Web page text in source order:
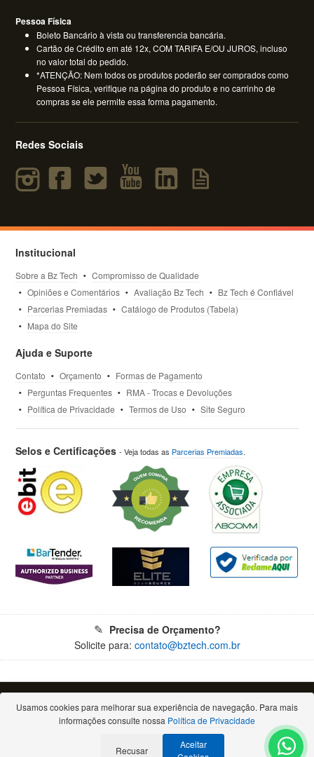
Pessoa Física
Boleto Bancário à vista ou transferencia bancária.
Cartão de Crédito em até 12x, COM TARIFA E/OU JUROS, incluso
no valor total do pedido.
*ATENÇÃO: Nem todos os produtos poderão ser comprados como
Pessoa Física, verifique na página do produto e no carrinho de
compras se ele permite essa forma pagamento.
Redes Sociais
Institucional
Sobre a Bz Tech
Compromisso de Qualidade
Opiniões e Comentários
Avaliação Bz Tech
Bz Tech é Confiável
Parcerias Premiadas
Catálogo de Produtos (Tabela)
Mapa do Site
Ajuda e Suporte
Contato Orçamento
Formas de Pagamento
Perguntas Frequentes
RMA - Trocas e Devoluções
Política de Privacidade
Termos de Uso Site Seguro
Selos e Certificações- Veja todas as Parcerias Premiadas.
Precisa de Orçamento?
Solicite para: contato@bztech.com.br
© 2026 - Todos os direitos reservados. Proibida a reprodução total ou parcial.
Bz Tech Automação Comercial Ltda - CNPJ: 11.460.004/0001-79
Rua Padre Anchieta, 2050 - Bigorrilho - 80730-000 - Curitiba/PR
(Escritório comercial, atendimento apenas por e-mail ou telefone)
Usamos cookies para melhorar sua experiência de navegação. Para mais
informações consulte nossa Política de Privacidade
Recusar
Aceitar